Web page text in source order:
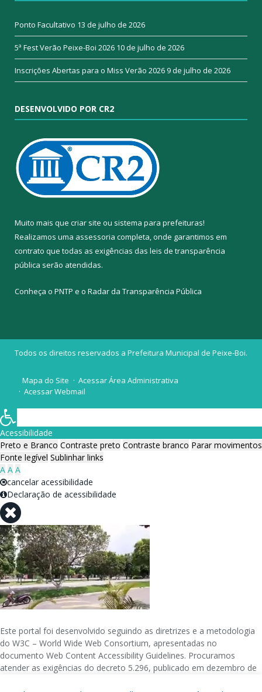
Ponto Facultativo 13 de julho de 2026
5ª Fest Verão Peixe-Boi 2026 10 de julho de 2026
Inscrições Abertas para o Miss Verão 20269 de julho de 2026
DESENVOLVIDO POR CR2
Muito mais que criar site ou sistema para prefeituras!
Realizamos uma assessoria completa, onde garantimos em
contrato que todas as exigências das leis de transparência
pública serão atendidas.
Conheça o PNTP e o Radar da Transparência Pública
Todos os direitos reservados a Prefeitura Municipal de Peixe-Boi.
Mapa do Site
Acessar Área Administrativa
Acessar Webmail
Acessibilidade
Preto e Branco Contraste preto Contraste branco Parar movimentos
Fonte legível Sublinhar links
A A A
cancelar acessibilidade
Declaração de acessibilidade
Este portal foi desenvolvido seguindo as diretrizes e a metodologia
do W3C – World Wide Web Consortium, apresentadas no
documento Web Content Accessibility Guidelines. Procuramos
atender as exigências do decreto 5.296, publicado em dezembro de